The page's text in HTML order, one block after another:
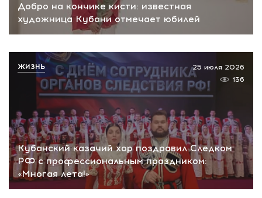
Добро на кончике кисти: известная
художница Кубани отмечает юбилей
Кубанский казачий хор поздравил Следком
РФ с профессиональным праздником:
«Многая лета!»
25 июля 2026
136
ЖИЗНЬ